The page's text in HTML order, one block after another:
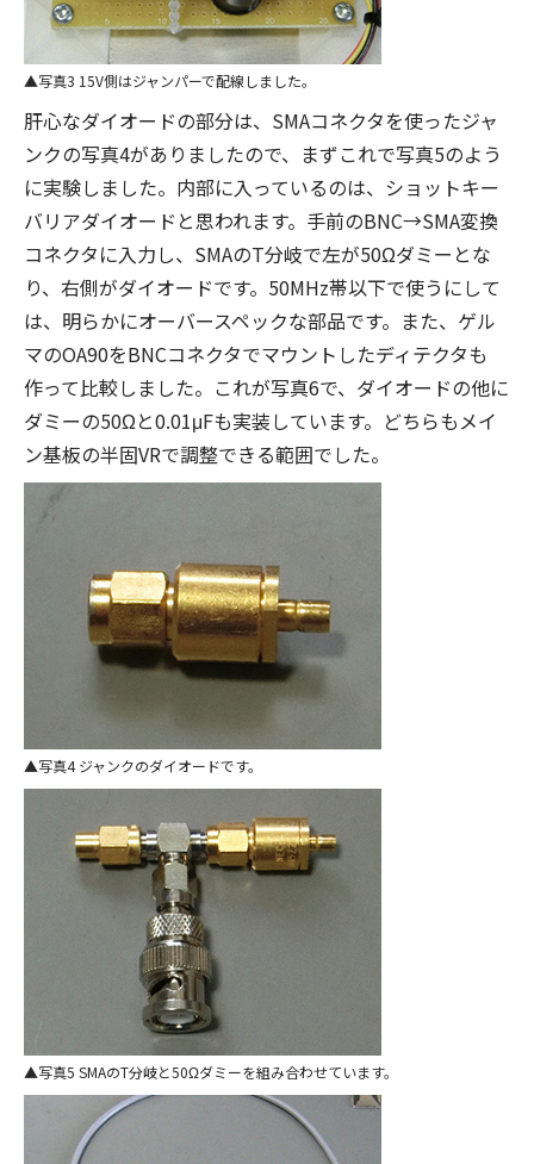
写真3 15V側はジャンパーで配線しました。
肝心なダイオードの部分は、SMAコネクタを使ったジャ
ンクの写真4がありましたので、まずこれで写真5のよう
に実験しました。内部に入っているのは、ショットキー
バリアダイオードと思われます。手前のBNC→SMA変換
コネクタに入力し、SMAのT分岐で左が50Ωダミーとな
り、右側がダイオードです。50MHz帯以下で使うにして
は、明らかにオーバースペックな部品です。また、ゲル
マのOA90をBNCコネクタでマウントしたディテクタも
作って比較しました。これが写真6で、ダイオードの他に
ダミーの50Ωと0.01μFも実装しています。どちらもメイ
ン基板の半固VRで調整できる範囲でした。
写真4 ジャンクのダイオードです。
写真5 SMAのT分岐と50Ωダミーを組み合わせています。